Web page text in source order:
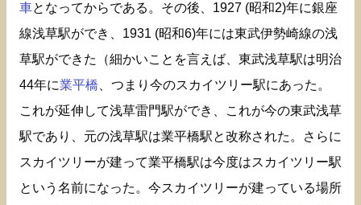
車となってからである。その後、1927 (昭和2)年に銀座
線浅草駅ができ、1931 (昭和6)年には東武伊勢崎線の浅
草駅ができた（細かいことを言えば、東武浅草駅は明治
44年に業平橋 、つまり今のスカイツリー駅にあった。
これが延伸して浅草雷門駅ができ、これが今の東武浅草
駅であり、元の浅草駅は業平橋駅と改称された。さらに
スカイツリーが建って業平橋駅は今度はスカイツリー駅
という名前になった。今スカイツリーが建っている場所